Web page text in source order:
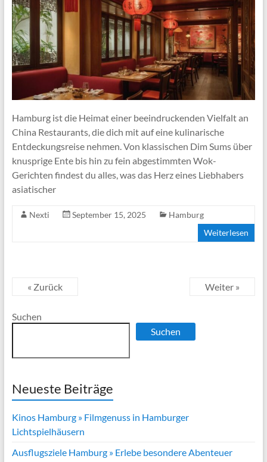
Hamburg ist die Heimat einer beeindruckenden Vielfalt an
China Restaurants, die dich mit auf eine kulinarische
Entdeckungsreise nehmen. Von klassischen Dim Sums über
knusprige Ente bis hin zu fein abgestimmten Wok-
Gerichten findest du alles, was das Herz eines Liebhabers
asiatischer
Nexti September 15, 2025
Hamburg
Weiterlesen
« Zurück Weiter »
Suchen
Suchen
Neueste Beiträge
Kinos Hamburg » Filmgenuss in Hamburger
Lichtspielhäusern
Ausflugsziele Hamburg » Erlebe besondere Abenteuer